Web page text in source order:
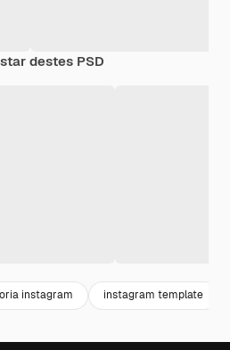
destes PSD
instagram instagram template